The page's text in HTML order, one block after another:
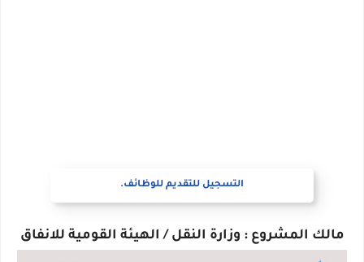
التسجيل للتقديم للوظائف.
مالك المشروع : وزارة النقل / الهيئة القومية للانفاق